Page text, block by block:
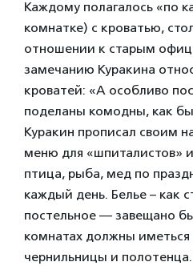
Каждому полагалось «по
комнатке) с кроватью,
отношении к старым
замечанию Куракина
кроватей: «А особливо
поделаны комодны, как
Куракин прописал своим
меню для «шпиталистов»
птица, рыба, мед по
каждый день. Белье – как
постельное — завещано
комнатах должны иметься
чернильницы и